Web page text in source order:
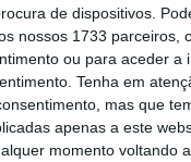
de dispositivos.
nossos 1733 parceiros,
ou para aceder a
Tenha em
mas que
apenas a este
momento voltando